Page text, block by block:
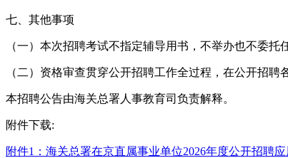
七、其他事项
（一）本次招聘考试不指定辅导用书，不举办也不委
（二）资格审查贯穿公开招聘工作全过程，在公开招
本招聘公告由海关总署人事教育司负责解释。
附件下载:
附件1：海关总署在京直属事业单位2026年度公开招聘